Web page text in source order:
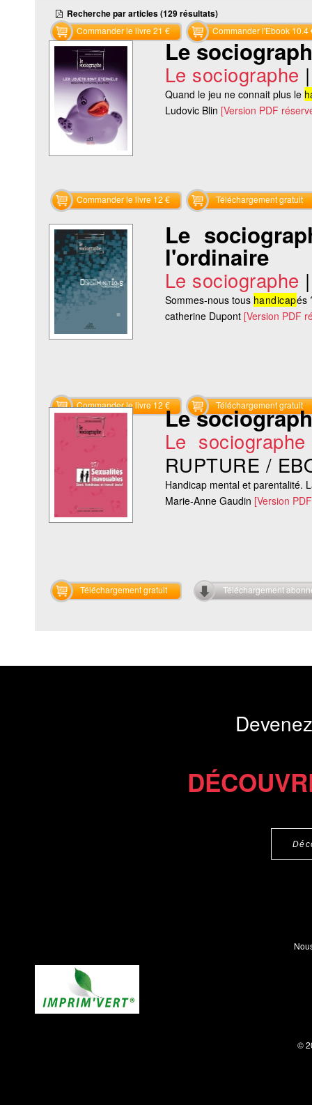
Commander le livre 21 € Commander l'Ebook 10.4
Recherche par articles (129 résultats)
Le
Le sociographe
Quand le jeu ne connait plus le
Ludovic Blin [Version PDF
Commander le livre 12 € Téléchargement gratuit
Le
l'ordinaire
Le sociographe
Sommes-nous tous handicapés
catherine Dupont [Version PDF
Commander le livre 12 € Téléchargement gratuit
Le
Le sociographe
RUPTURE /
Handicap mental et parentalité.
Marie-Anne Gaudin [Version
Téléchargement gratuit Téléchargement
©